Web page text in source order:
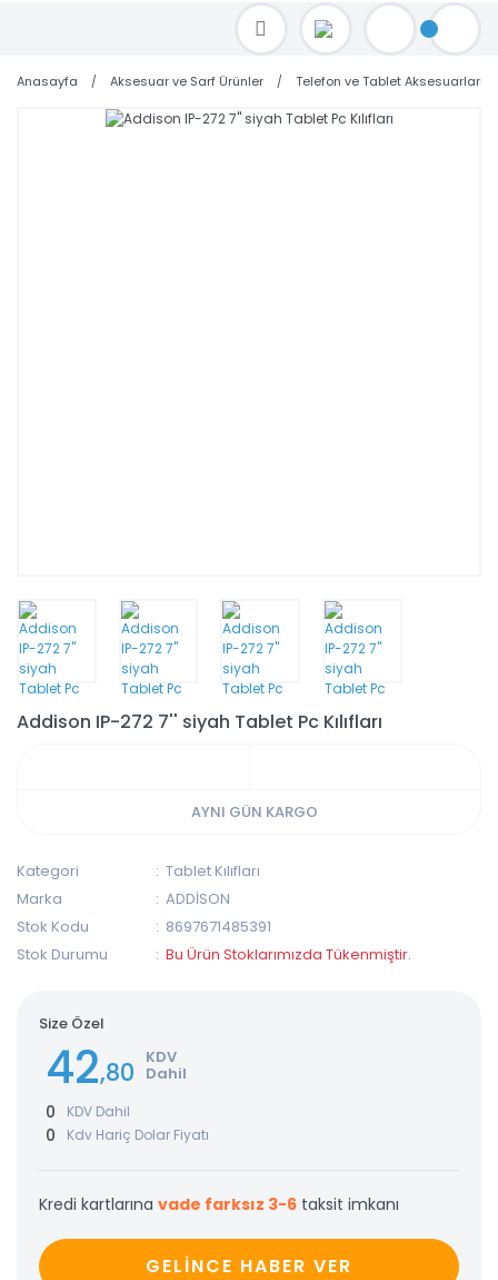
TOPTAN FİYAT ALMAK İÇİN satis@toptanbilgisayar.net MAİL ATINIZ.
SİPARİŞLERİNİZİ AYNI GÜN KARGO İLE GÖNDERİYORUZ!
Anasayfa Aksesuar ve Sarf Ürünler Telefon ve Tablet Aksesuarları
Addison IP-272 7'' siyah Tablet Pc Kılıfları
AYNI GÜN KARGO
Kategori
Tablet Kılıfları
Marka
ADDİSON
Stok Kodu
8697671485391
Stok Durumu
Bu Ürün Stoklarımızda Tükenmiştir.
Size Özel
42,80 KDV
Dahil
0 KDV Dahil
0 Kdv Hariç Dolar Fiyatı
Kredi kartlarına vade farksız 3-6 taksit imkanı
GELİNCE HABER VER